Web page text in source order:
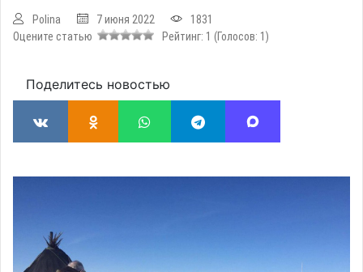
Polina 7 июня 2022
1831
Оцените статью
Рейтинг: 1 (Голосов: 1 )
Поделитесь новостью